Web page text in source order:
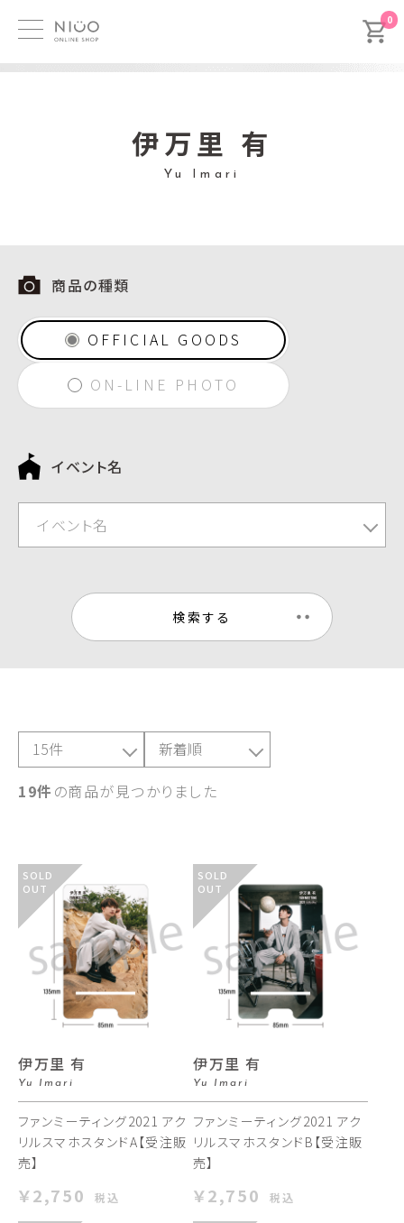
0
伊万里 有
Yu Imari
商品の種類
OFFICIAL GOODS
ON-LINE PHOTO
イベント名
イベント名
検索する
19件 の商品が見つかりました
SOLD
OUT
伊万里 有
Yu Imari
ファンミーティング2021 アク
リルスマホスタンドA【受注販
売】
￥2,750 税込
SOLD
OUT
伊万里 有
Yu Imari
ファンミーティング2021 アク
リルスマホスタンドB【受注販
売】
￥2,750 税込